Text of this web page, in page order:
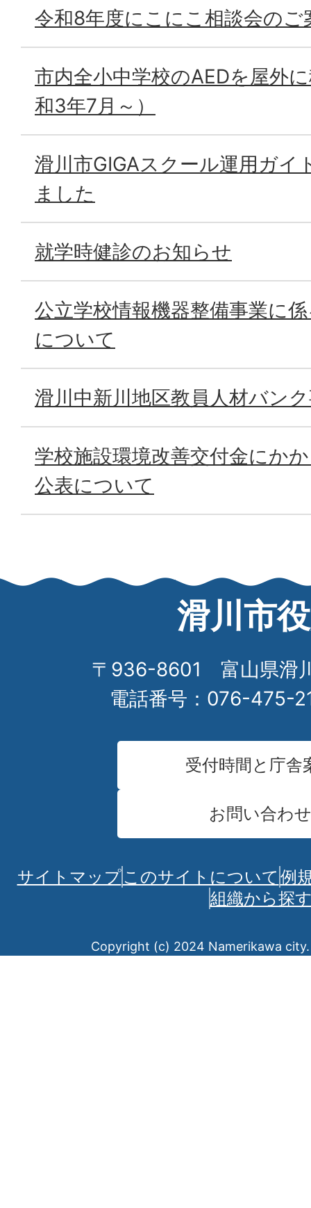
令和8年度にこにこ相談会のご
市内全小中学校のAEDを屋外
和3年7月～）
滑川市GIGAスクール運用ガイ
ました
就学時健診のお知らせ
公立学校情報機器整備事業に
について
滑川中新川地区教員人材バン
学校施設環境改善交付金にか
公表について
滑川市
〒936-8601 富山県滑
電話番号：076-475-
受付時間と庁舎
お問い合わせ
サイトマップこのサイトについて 例
組織から探
Copyright (c) 2024 Namerikawa